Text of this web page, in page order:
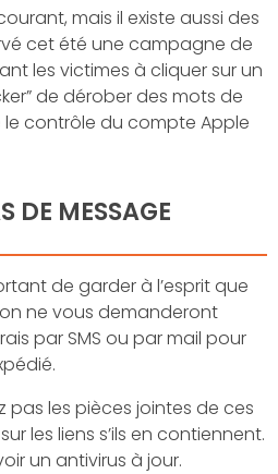
mais il existe aussi des
cet été une campagne de
les victimes à cliquer sur un
de dérober des mots de
contrôle du compte Apple
DE MESSAGE
de garder à l’esprit que
ne vous demanderont
par SMS ou par mail pour
pas les pièces jointes de ces
les liens s’ils en contiennent.
un antivirus à jour.